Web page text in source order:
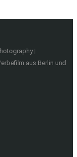
|
aus Berlin und